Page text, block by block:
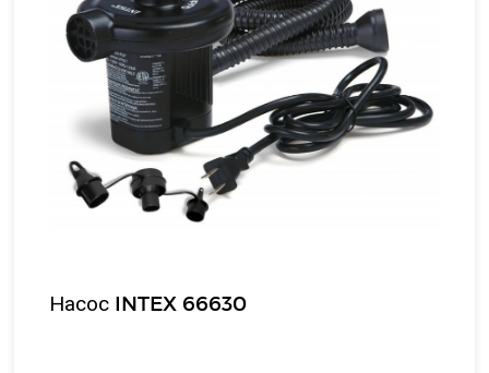
Насос INTEX 66630